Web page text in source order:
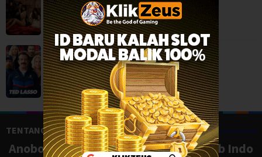
Ted Lasso Season 4 (2026)
Comedy,Drama,Serial TV,USA
TENTANG ANOBOY
Anoboy adalah situs nonton anime sub Indo